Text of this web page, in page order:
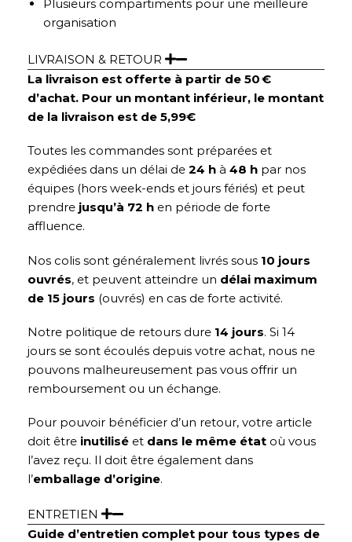
Plusieurs compartiments pour une meilleure
organisation
LIVRAISON & RETOUR
La livraison est offerte à partir de 50 €
d’achat. Pour un montant inférieur, le montant
de la livraison est de 5,99€
Toutes les commandes sont préparées et
expédiées dans un délai de 24 h à 48 h par nos
équipes (hors week-ends et jours fériés) et peut
prendre jusqu’à 72 h en période de forte
affluence.
Nos colis sont généralement livrés sous 10 jours
ouvrés, et peuvent atteindre un délai maximum
de 15 jours (ouvrés) en cas de forte activité.
Notre politique de retours dure 14 jours. Si 14
jours se sont écoulés depuis votre achat, nous ne
pouvons malheureusement pas vous offrir un
remboursement ou un échange.
Pour pouvoir bénéficier d’un retour, votre article
doit être inutilisé et dans le même état où vous
l’avez reçu. Il doit être également dans
l’emballage d’origine.
ENTRETIEN
Guide d’entretien complet pour tous types de